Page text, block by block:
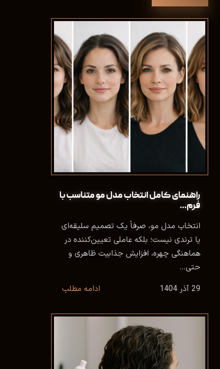
راهنمای کامل انتخاب مدل مو متناسب با
فرم…
انتخاب مدل مو، صرفاً یک تصمیم سلیقه‌ای
یا ترندی نیست؛ بلکه عاملی تعیین‌کننده در
هماهنگی چهره، افزایش جذابیت ظاهری و
حتی…
29 آذر 1404
ادامه مطلب